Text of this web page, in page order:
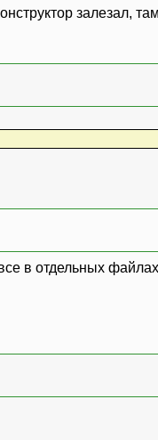
залезал,
в отдельных